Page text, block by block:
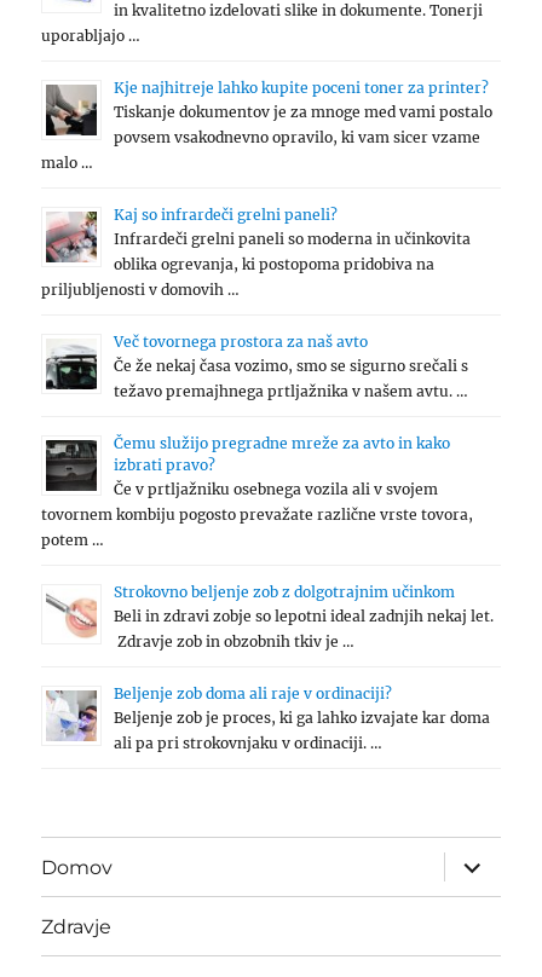
in kvalitetno izdelovati slike in dokumente. Tonerji
uporabljajo …
Kje najhitreje lahko kupite poceni toner za printer?
Tiskanje dokumentov je za mnoge med vami postalo
povsem vsakodnevno opravilo, ki vam sicer vzame
malo …
Kaj so infrardeči grelni paneli?
Infrardeči grelni paneli so moderna in učinkovita
oblika ogrevanja, ki postopoma pridobiva na
priljubljenosti v domovih …
Več tovornega prostora za naš avto
Če že nekaj časa vozimo, smo se sigurno srečali s
težavo premajhnega prtljažnika v našem avtu. …
Čemu služijo pregradne mreže za avto in kako
izbrati pravo?
Če v prtljažniku osebnega vozila ali v svojem
tovornem kombiju pogosto prevažate različne vrste tovora,
potem …
Strokovno beljenje zob z dolgotrajnim učinkom
Beli in zdravi zobje so lepotni ideal zadnjih nekaj let.
Zdravje zob in obzobnih tkiv je …
Beljenje zob doma ali raje v ordinaciji?
Beljenje zob je proces, ki ga lahko izvajate kar doma
ali pa pri strokovnjaku v ordinaciji. …
Domov
expand
child
menu
Zdravje